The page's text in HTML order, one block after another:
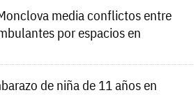
media conflictos entre
por espacios en
de niña de 11 años en